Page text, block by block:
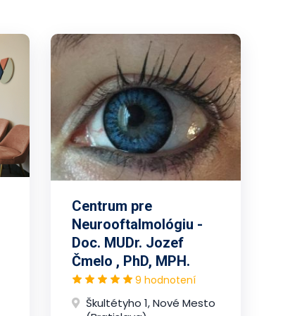
Centrum pre
Neurooftalmológiu -
Doc. MUDr. Jozef
Čmelo , PhD, MPH.
9 hodnotení
Škultétyho 1, Nové Mesto